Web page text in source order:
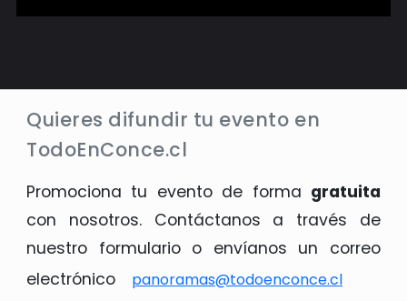
Quieres difundir tu evento en
TodoEnConce.cl
Promociona tu evento de forma gratuita
con nosotros. Contáctanos a través de
nuestro formulario o envíanos un correo
electrónico
panoramas@todoenconce.cl